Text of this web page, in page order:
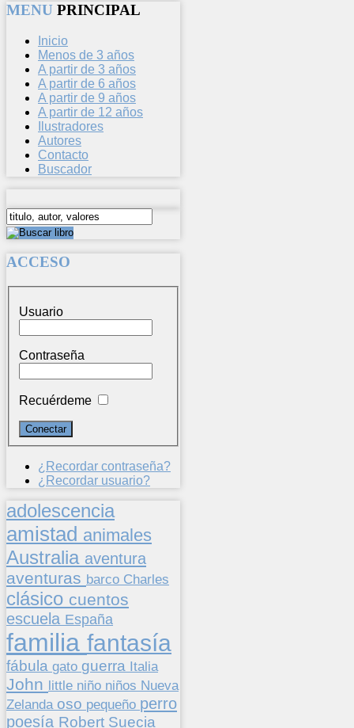
MENU PRINCIPAL
Inicio
Menos de 3 años
A partir de 3 años
A partir de 6 años
A partir de 9 años
A partir de 12 años
Ilustradores
Autores
Contacto
Buscador
ACCESO
Usuario
Contraseña
Recuérdeme
¿Recordar contraseña?
¿Recordar usuario?
adolescencia
amistad animales
Australia aventura
aventuras barco Charles
clásico cuentos
escuela España
familia fantasía
fábula gato guerra Italia
John little niño niños Nueva
Zelanda oso pequeño perro
poesía Robert Suecia